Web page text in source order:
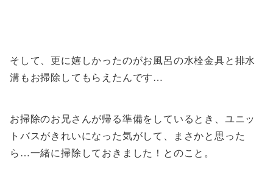
そして、更に嬉しかったのがお風呂の水栓金具と排水
溝もお掃除してもらえたんです…
お掃除のお兄さんが帰る準備をしているとき、ユニッ
トバスがきれいになった気がして、まさかと思った
ら…一緒に掃除しておきました！とのこと。